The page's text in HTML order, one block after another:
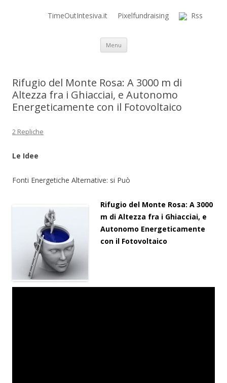
Time Out Intensiva Blog
il tempo e la memoria in terapia intensiva
TimeOutIntesiva.it Pixelfundraising Rss
Menu Vai al contenuto
Rifugio del Monte Rosa: A 3000 m di
Altezza fra i Ghiacciai, e Autonomo
Energeticamente con il Fotovoltaico
2 Repliche
Le Idee
Fonti Energetiche Alternative: si Può
Rifugio del Monte Rosa: A 3000
m di Altezza fra i Ghiacciai, e
Autonomo Energeticamente
con il Fotovoltaico